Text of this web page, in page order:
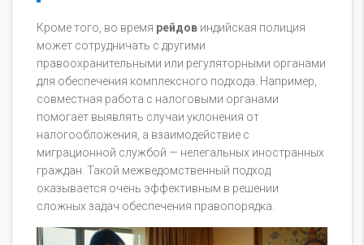
Кроме того, во время рейдов индийская полиция
может сотрудничать с другими
правоохранительными или регуляторными органами
для обеспечения комплексного подхода. Например,
совместная работа с налоговыми органами
помогает выявлять случаи уклонения от
налогообложения, а взаимодействие с
миграционной службой — нелегальных иностранных
граждан. Такой межведомственный подход
оказывается очень эффективным в решении
сложных задач обеспечения правопорядка.